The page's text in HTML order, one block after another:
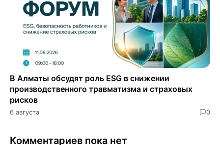
В Алматы обсудят роль ESG в снижении
производственного травматизма и страховых
рисков
6 августа 0
Комментариев пока нет